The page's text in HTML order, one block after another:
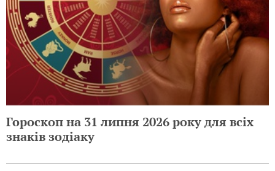
Гороскоп на 31 липня 2026 року для всіх
знаків зодіаку